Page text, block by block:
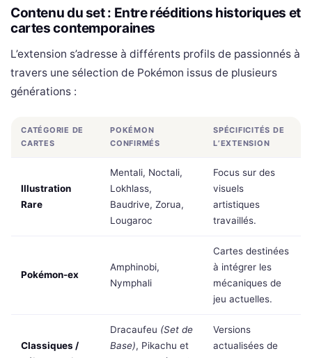
Contenu du set : Entre rééditions historiques et
cartes contemporaines
L’extension s’adresse à différents profils de passionnés à
travers une sélection de Pokémon issus de plusieurs
générations :
CATÉGORIE DE
CARTES
POKÉMON
CONFIRMÉS
SPÉCIFICITÉS DE
L’EXTENSION
Illustration
Rare
Mentali, Noctali,
Lokhlass,
Baudrive, Zorua,
Lougaroc
Focus sur des
visuels
artistiques
travaillés.
Pokémon-ex
Amphinobi,
Nymphali
Cartes destinées
à intégrer les
mécaniques de
jeu actuelles.
Classiques /
Dracaufeu (Set de
Base), Pikachu et
Versions
actualisées de